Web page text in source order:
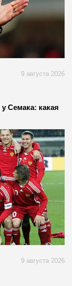
9 августа 2026
Семака: какая
9 августа 2026